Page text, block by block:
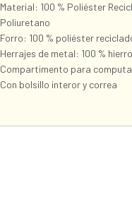
Material: 100 % Poliéster
Poliuretano
Forro: 100 % poliéster
Herrajes de metal: 100 %
Compartimento para
Con bolsillo interor y correa